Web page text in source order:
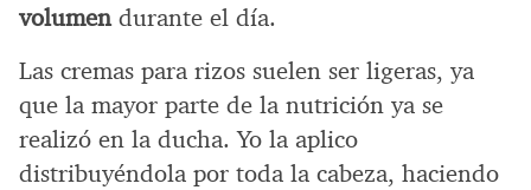
volumendurante el día.
Las cremas para rizos suelen ser ligeras, ya
que la mayor parte de la nutrición ya se
realizó en la ducha. Yo la aplico
distribuyéndola por toda la cabeza, haciendo